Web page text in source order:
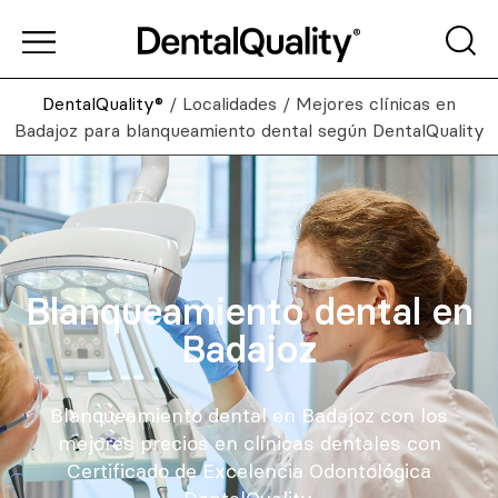
DentalQuality® / Localidades / Mejores clínicas en
Badajoz para blanqueamiento dental según DentalQuality
Blanqueamiento dental en
Badajoz
Blanqueamiento dental en Badajoz con los
mejores precios en clínicas dentales con
Certificado de Excelencia Odontológica